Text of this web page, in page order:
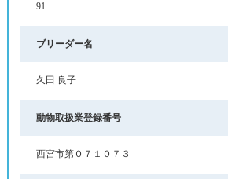
91
ブリーダー名
久田 良子
動物取扱業登録番号
西宮市第０７１０７３